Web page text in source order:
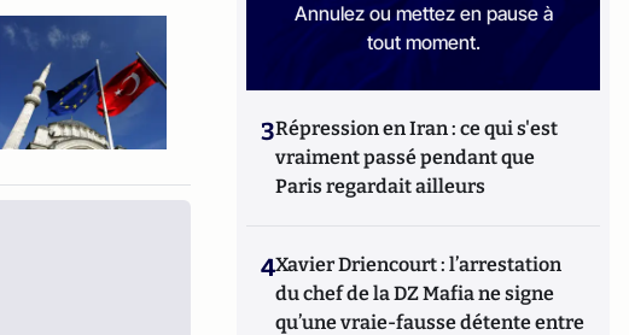
Annulez ou mettez en pause à
tout moment.
3Répression en Iran : ce qui s'est
vraiment passé pendant que
Paris regardait ailleurs
4Xavier Driencourt : l’arrestation
du chef de la DZ Mafia ne signe
qu’une vraie-fausse détente entre